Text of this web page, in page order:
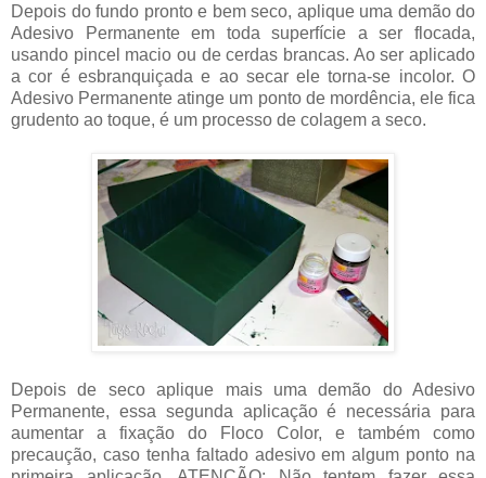
Depois do fundo pronto e bem seco, aplique uma demão do
Adesivo Permanente em toda superfície a ser flocada,
usando pincel macio ou de cerdas brancas. Ao ser aplicado
a cor é esbranquiçada e ao secar ele torna-se incolor. O
Adesivo Permanente atinge um ponto de mordência, ele fica
grudento ao toque, é um processo de colagem a seco.
Depois de seco aplique mais uma demão do Adesivo
Permanente, essa segunda aplicação é necessária para
aumentar a fixação do Floco Color, e também como
precaução, caso tenha faltado adesivo em algum ponto na